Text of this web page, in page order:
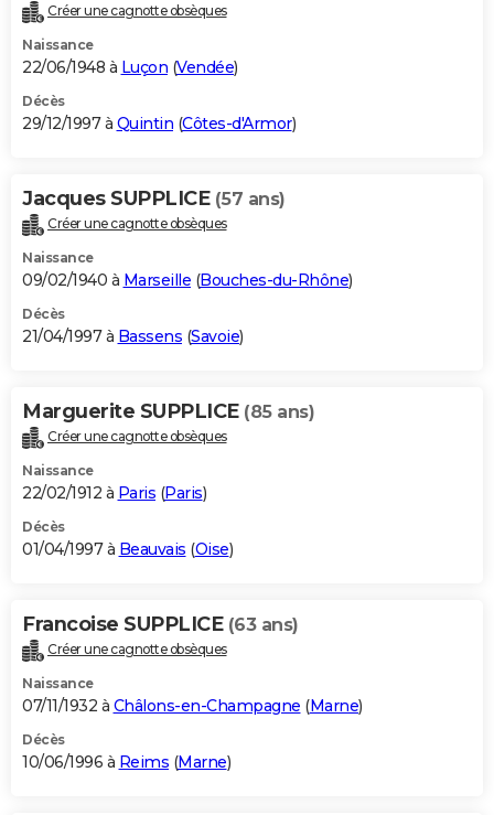
Créer une cagnotte obsèques
Naissance
22/06/1948 à Luçon (Vendée)
Décès
29/12/1997 à Quintin (Côtes-d'Armor)
Jacques SUPPLICE (57 ans)
Créer une cagnotte obsèques
Naissance
09/02/1940 à Marseille (Bouches-du-Rhône)
Décès
21/04/1997 à Bassens (Savoie)
Marguerite SUPPLICE (85 ans)
Créer une cagnotte obsèques
Naissance
22/02/1912 à Paris (Paris)
Décès
01/04/1997 à Beauvais (Oise)
Francoise SUPPLICE (63 ans)
Créer une cagnotte obsèques
Naissance
07/11/1932 à Châlons-en-Champagne (Marne)
Décès
10/06/1996 à Reims (Marne)